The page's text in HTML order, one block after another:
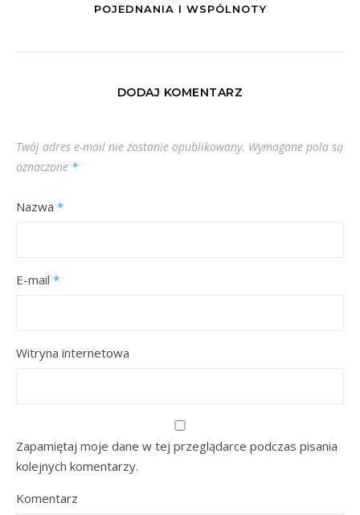
POJEDNANIA I WSPÓLNOTY
DODAJ KOMENTARZ
Twój adres e-mail nie zostanie opublikowany. Wymagane pola są
oznaczone *
Nazwa *
E-mail *
Witryna internetowa
Zapamiętaj moje dane w tej przeglądarce podczas pisania
kolejnych komentarzy.
Komentarz